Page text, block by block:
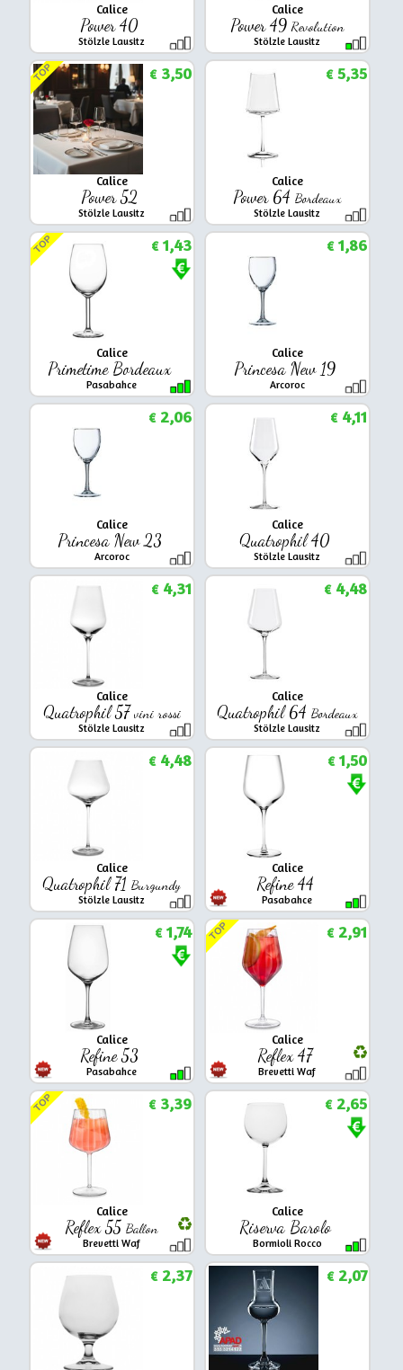
Calice
Power 40
Stölzle Lausitz
Calice
Power 49 Revolution
Stölzle Lausitz
Calice
Power 52
Stölzle Lausitz
TOP €3,50
Calice
Power 64Bordeaux
Stölzle Lausitz
€5,35
Calice
Primetime Bordeaux
Pasabahce
TOP €1,43
Calice
Princesa New 19
Arcoroc
€1,86
Calice
Princesa New 23
Arcoroc
€2,06
Calice
Quatrophil 40
Stölzle Lausitz
€4,11
Calice
Quatrophil 57vini rossi
Stölzle Lausitz
€4,31
Calice
Quatrophil 64Bordeaux
Stölzle Lausitz
€4,48
Calice
Quatrophil 71Burgundy
Stölzle Lausitz
€4,48
Calice
Refine 44
Pasabahce
€1,50
Calice
Refine 53
Pasabahce
€1,74
Calice
Reflex 47
Brevetti Waf
TOP €2,91
Calice
Reflex 55Ballon
Brevetti Waf
TOP €3,39
Calice
Riserva Barolo
Bormioli Rocco
€2,65
€2,37 €2,07